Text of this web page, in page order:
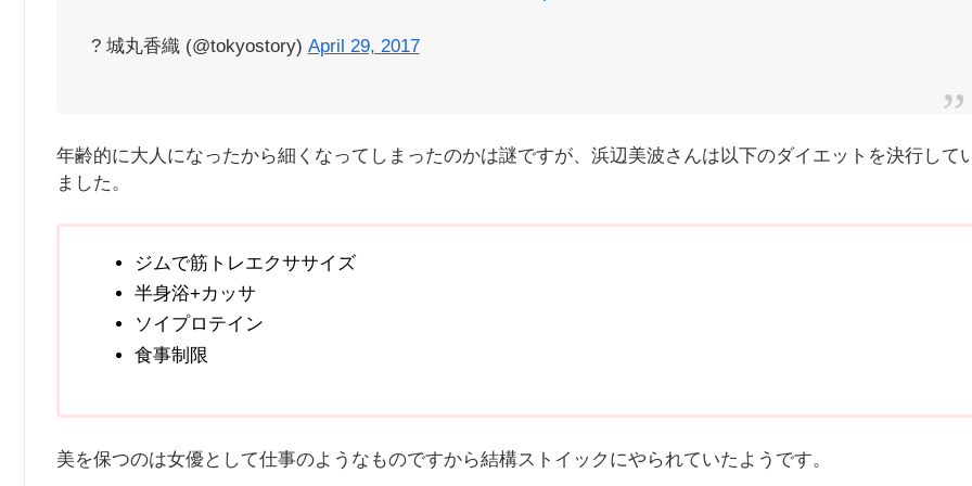
? 城丸香織 (@tokyostory) April 29, 2017
年齢的に大人になったから細くなってしまったのかは謎ですが、浜辺美波さんは以下のダイエットを決行して
ました。
ジムで筋トレエクササイズ
半身浴+カッサ
ソイプロテイン
食事制限
美を保つのは女優として仕事のようなものですから結構ストイックにやられていたようです。